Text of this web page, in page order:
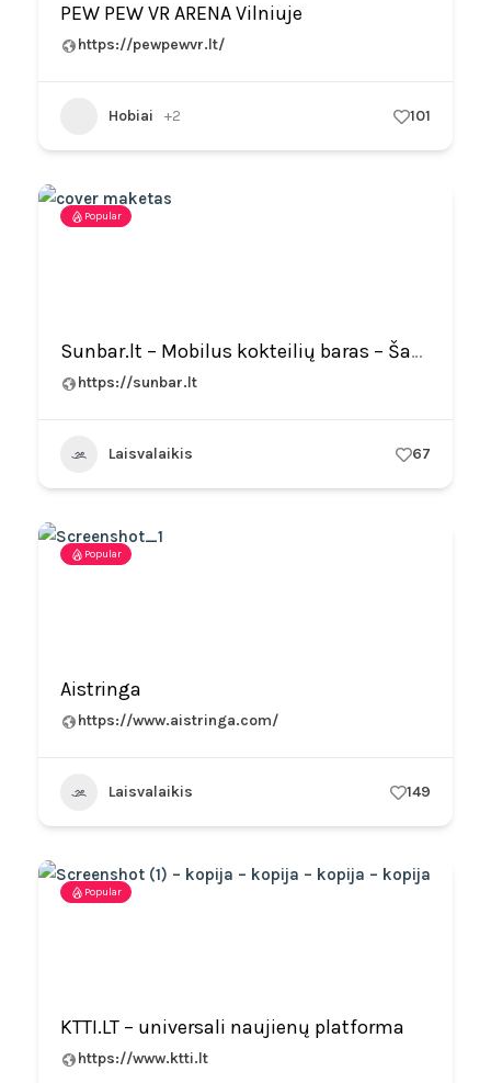
PEW PEW VR ARENA Vilniuje
https://pewpewvr.lt/
Hobiai +2 101
Popular
Sunbar.lt – Mobilus kokteilių baras – Šampano piramidė, Šampano staliukas, kaljanų nuoma
https://sunbar.lt
Laisvalaikis 67
Popular
Aistringa
https://www.aistringa.com/
Laisvalaikis 149
Popular
KTTI.LT – universali naujienų platforma
https://www.ktti.lt